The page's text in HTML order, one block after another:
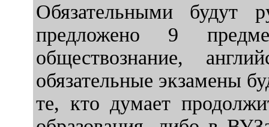
Обязательными будут
предложено 9
обществознание,
обязательные экзамены
те, кто думает